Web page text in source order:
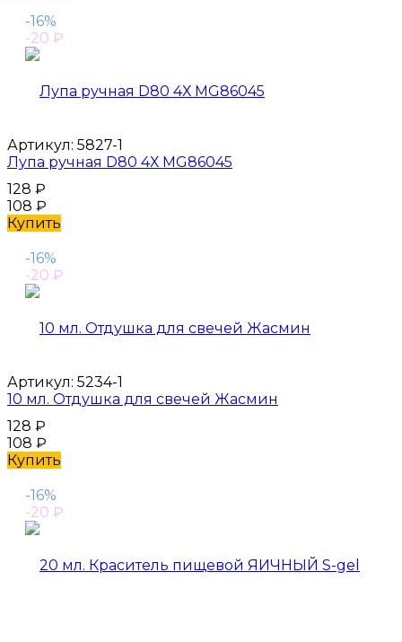
-16%
-20 ₽
Артикул: 5827-1
Лупа ручная D80 4Х MG86045
128 ₽
108 ₽
Купить
-16%
-20 ₽
Артикул: 5234-1
10 мл. Отдушка для свечей Жасмин
128 ₽
108 ₽
Купить
-16%
-20 ₽